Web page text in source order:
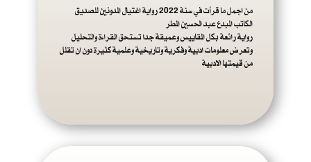
من اجمل ما قرأت في سنة 2022 رواية اغتيال المدونين للصديق
الكاتب المبدع عبد الحسين المطر
رواية رائعة بكل المقاييس وعميقة جدا تستحق القراءة والتحليل
وتعرض معلومات ادبية وفكرية وتاريخية وعلمية كثيرة دون ان تقلل
من قيمتها الادبية